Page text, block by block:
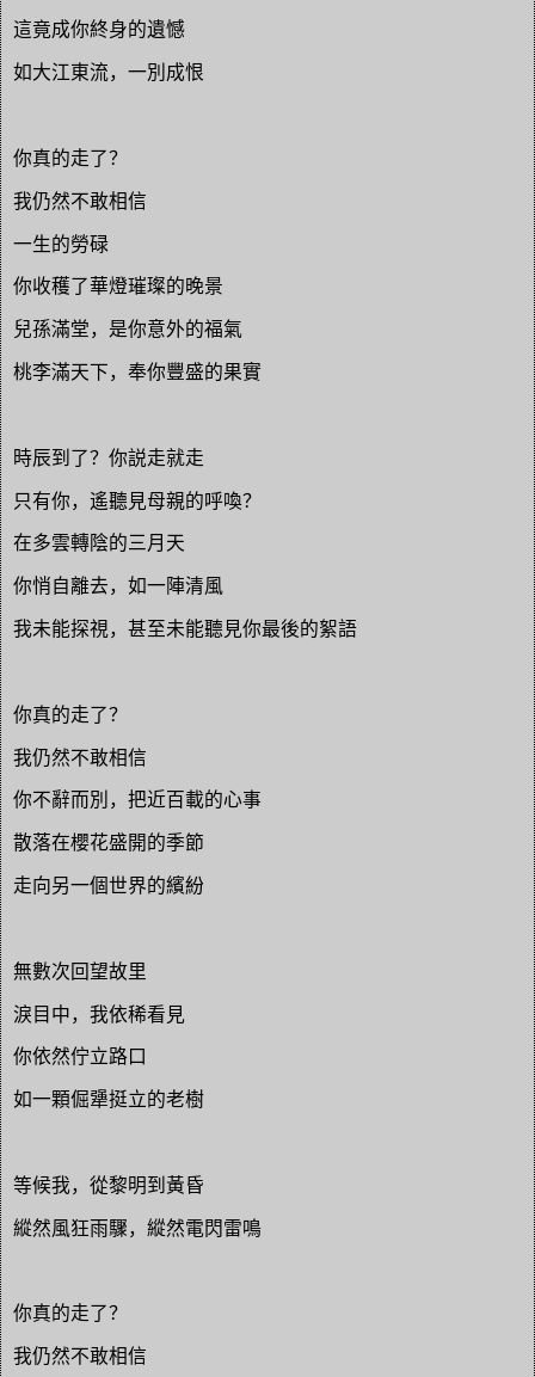
這竟成你終身的遺憾
如大江東流，一別成恨
你真的走了？
我仍然不敢相信
一生的勞碌
你收穫了華燈璀璨的晚景
兒孫滿堂，是你意外的福氣
桃李滿天下，奉你豐盛的果實
時辰到了？你説走就走
只有你，遙聽見母親的呼喚？
在多雲轉陰的三月天
你悄自離去，如一陣清風
我未能探視，甚至未能聽見你最後的絮語
你真的走了？
我仍然不敢相信
你不辭而別，把近百載的心事
散落在櫻花盛開的季節
走向另一個世界的繽紛
無數次回望故里
淚目中，我依稀看見
你依然佇立路口
如一顆倔犟挺立的老樹
等候我，從黎明到黃昏
縱然風狂雨驟，縱然電閃雷鳴
你真的走了？
我仍然不敢相信